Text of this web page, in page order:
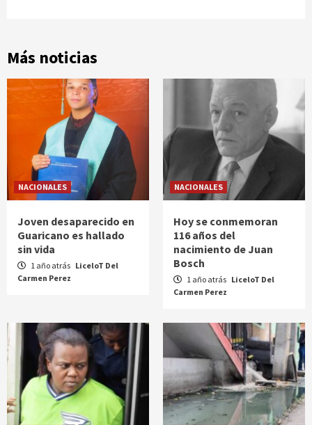
Más noticias
NACIONALES
Joven desaparecido en
Guaricano es hallado
sin vida
1 año atrás LiceloT Del
Carmen Perez
NACIONALES
Hoy se conmemoran
116 años del
nacimiento de Juan
Bosch
1 año atrás LiceloT Del
Carmen Perez